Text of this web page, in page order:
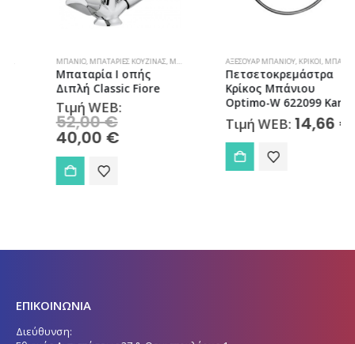
ΜΠΆΝΙΟ,ΜΠΑΤΑΡΊΕΣ ΚΟΥΖΊΝΑΣ,ΜΠΑΤΑΡΊΕΣ ΜΠΆΝΙΟΥ
Μπαταρία Ι οπής
Διπλή Classic Fiore
Τιμή WEB:
52,00€Original
price
was:
40,00€Η
τρέχουσα
είναι:
ΑΞΕΣΟΥΆΡ ΜΠΆΝΙΟΥ,ΚΡΊΚΟΙ,ΜΠΆΝΙΟ
Πετσετοκρεμάστρα
Κρίκος Μπάνιου
Optimo-W 622099 Karag
Τιμή WEB:14,66€
ΕΠΙΚΟΙΝΩΝΙΑ
Διεύθυνση: